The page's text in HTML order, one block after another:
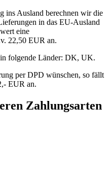
ins Ausland berechnen wir die
in das EU-Ausland
eine
22,50 EUR an.
folgende Länder: DK, UK.
per DPD wünschen, so fällt
EUR an.
Zahlungsarten